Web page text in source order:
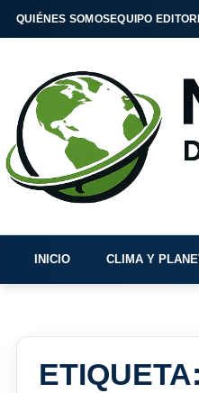
QUIÉNES SOMOSEQUIPO
INICIO CLIMA Y
ETIQUETA: